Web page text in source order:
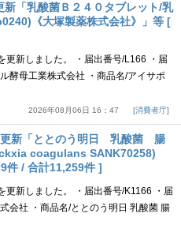
「乳酸菌Ｂ２４０タブレット/乳
《大塚製薬株式会社》」等 [
更新しました。 ・届出番号/L166 ・届
酵母工業株式会社 ・商品名/アイサポ
2026年08月06日 16：47 消費者庁
更新「ととのう明日 乳酸菌 腸
coagulans SANK70258)
件 / 合計11,259件 ]
更新しました。 ・届出番号/K1166 ・届
会社 ・商品名/ととのう明日 乳酸菌 腸